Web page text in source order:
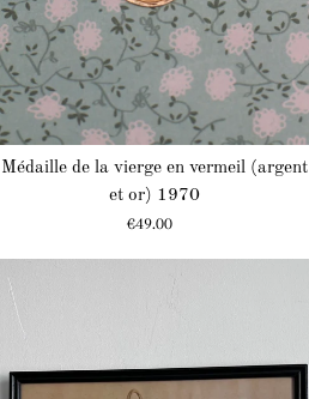
Médaille de la vierge en vermeil (argent
et or) 1970
Prix
€49.00